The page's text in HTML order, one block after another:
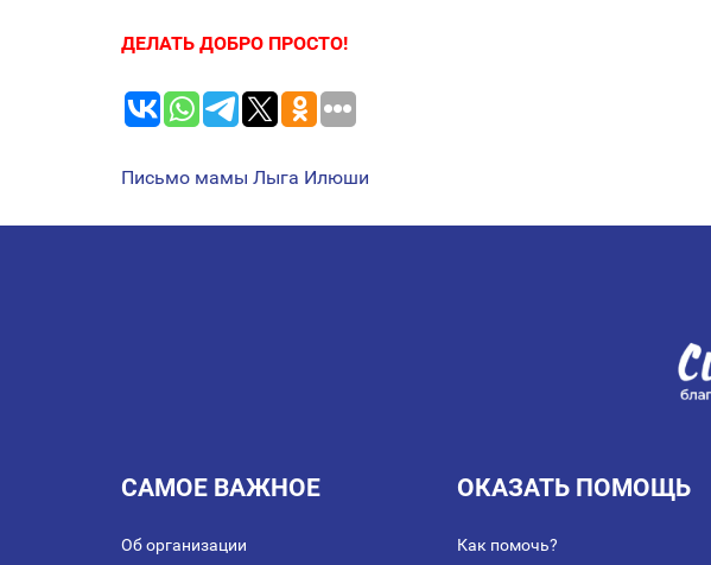
ДЕЛАТЬ ДОБРО ПРОСТО!
НАВИГАЦИЯ
ПО
Письмо мамы Лыга Илюши
САМОЕ ВАЖНОЕ
Об организации
ОКАЗАТЬ ПОМОЩЬ
Как помочь?